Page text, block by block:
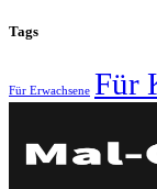
Tags
Für Erwachsene Für